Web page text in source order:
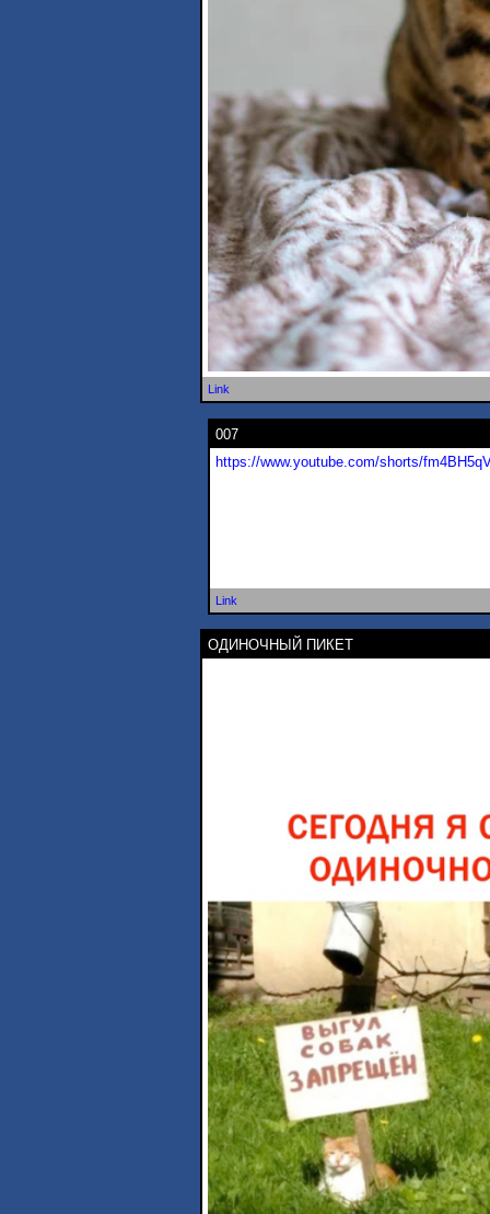
Link
007
https://www.youtube.com/shorts/
Link
ОДИНОЧНЫЙ ПИКЕТ